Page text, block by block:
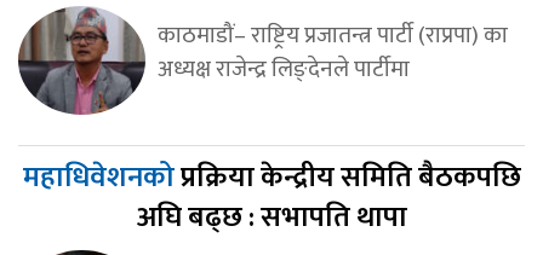
काठमाडौं– राष्ट्रिय प्रजातन्त्र पार्टी (राप्रपा) का
अध्यक्ष राजेन्द्र लिङ्देनले पार्टीमा
महाधिवेशनकोप्रक्रिया केन्द्रीय समिति बैठकपछि
अघि बढ्छ : सभापति थापा